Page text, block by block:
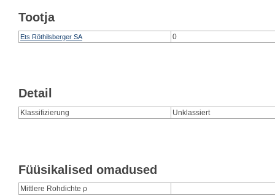
Tootja
Ets Röthilsberger SA 0
Detail
Klassifizierung Unklassiert
Füüsikalised omadused
Mittlere Rohdichte ρ